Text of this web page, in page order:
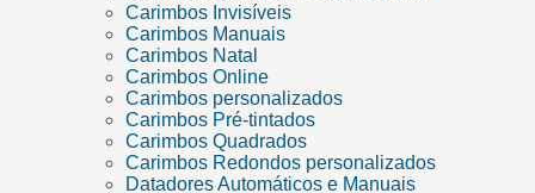
Carimbos Invisíveis
Carimbos Manuais
Carimbos Natal
Carimbos Online
Carimbos personalizados
Carimbos Pré-tintados
Carimbos Quadrados
Carimbos Redondos personalizados
Datadores Automáticos e Manuais